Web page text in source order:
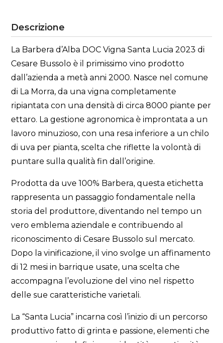
Descrizione
La Barbera d’Alba DOC Vigna Santa Lucia 2023 di
Cesare Bussolo è il primissimo vino prodotto
dall’azienda a metà anni 2000. Nasce nel comune
di La Morra, da una vigna completamente
ripiantata con una densità di circa 8000 piante per
ettaro. La gestione agronomica è improntata a un
lavoro minuzioso, con una resa inferiore a un chilo
di uva per pianta, scelta che riflette la volontà di
puntare sulla qualità fin dall’origine.
Prodotta da uve 100% Barbera, questa etichetta
rappresenta un passaggio fondamentale nella
storia del produttore, diventando nel tempo un
vero emblema aziendale e contribuendo al
riconoscimento di Cesare Bussolo sul mercato.
Dopo la vinificazione, il vino svolge un affinamento
di 12 mesi in barrique usate, una scelta che
accompagna l’evoluzione del vino nel rispetto
delle sue caratteristiche varietali.
La “Santa Lucia” incarna così l’inizio di un percorso
produttivo fatto di grinta e passione, elementi che